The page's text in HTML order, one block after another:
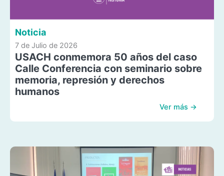
Noticia
7 de Julio de 2026
USACH conmemora 50 años del caso
Calle Conferencia con seminario sobre
memoria, represión y derechos
humanos
Ver más →